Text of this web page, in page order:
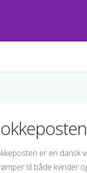
er en dansk
til både kvinder